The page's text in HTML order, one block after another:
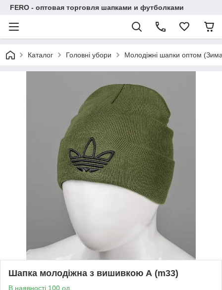
FERO - оптовая торговля шапками и футболками
Каталог Головні убори Молодіжні шапки оптом
Шапка молодіжна з вишивкою А (m33)
В наявності 100 од.